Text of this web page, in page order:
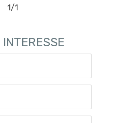
1/1
INTERESSE